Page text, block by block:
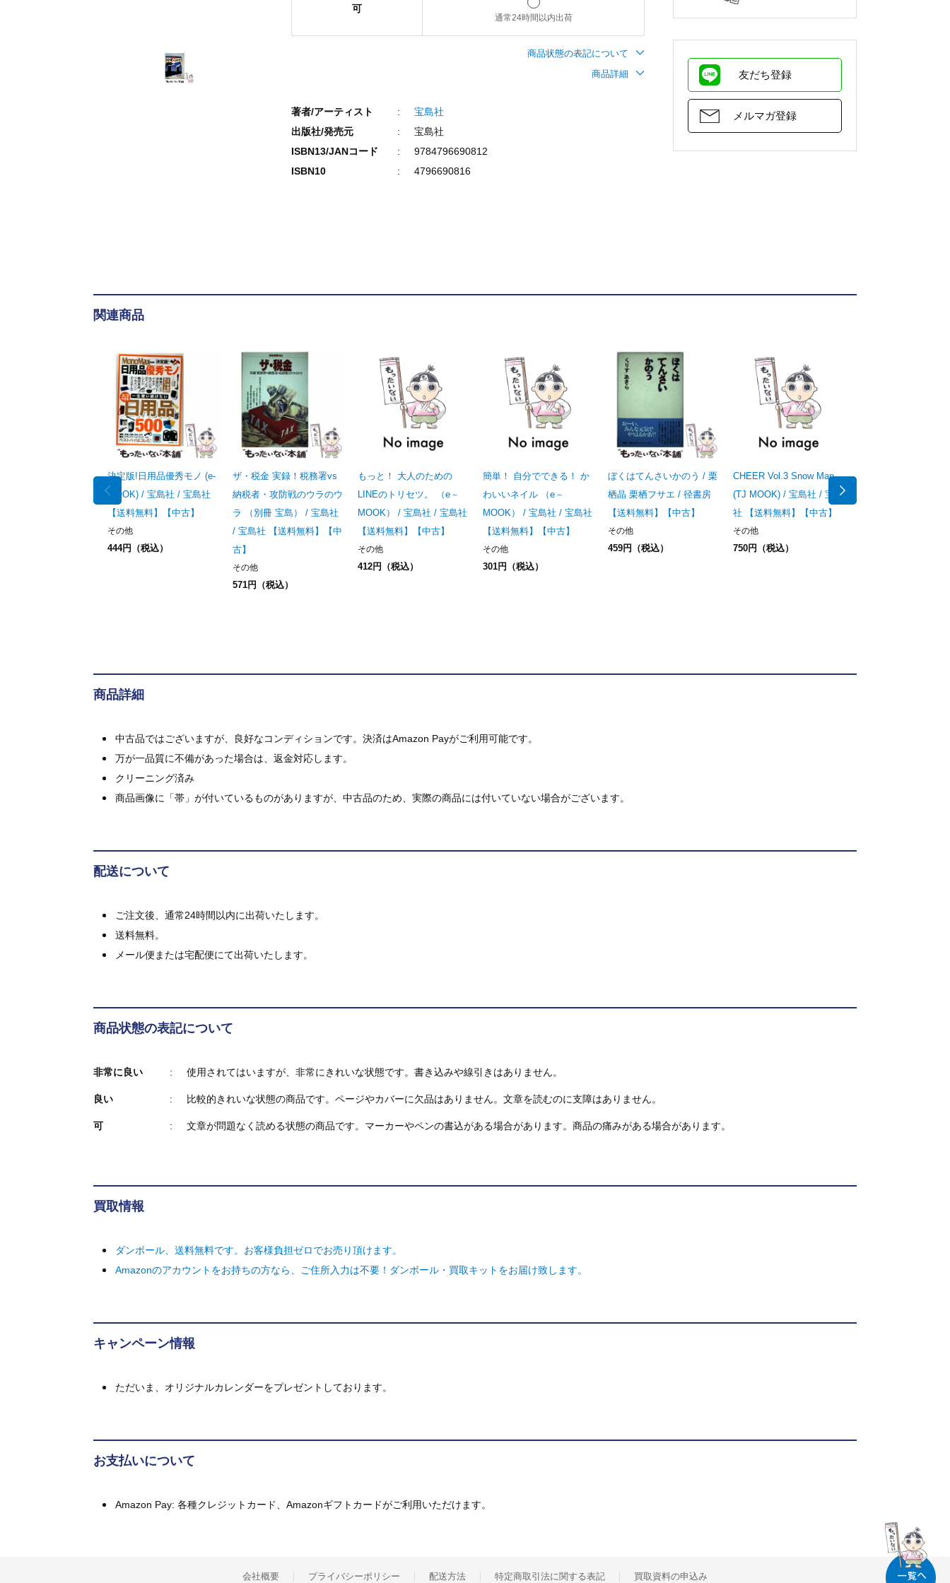
友だち登録
メルマガ登録
可
通常24時間以内出荷
商品状態の表記について
商品詳細
著者/アーティスト
宝島社
出版社/発売元
宝島社
ISBN13/JANコード
9784796690812
ISBN10
4796690816
関連商品
決定版!日用品優秀モノ (e-
MOOK) / 宝島社 / 宝島社
【送料無料】【中古】
その他
444円（税込）
ザ・税金 実録！税務署vs
納税者・攻防戦のウラのウ
ラ （別冊 宝島） / 宝島社
/ 宝島社 【送料無料】【中
古】
その他
571円（税込）
もっと！ 大人のための
LINEのトリセツ。 （e－
MOOK） / 宝島社 / 宝島社
【送料無料】【中古】
その他
412円（税込）
簡単！ 自分でできる！ か
わいいネイル （e－
MOOK） / 宝島社 / 宝島社
【送料無料】【中古】
その他
301円（税込）
ぼくはてんさいかのう / 栗
栖晶 栗栖フサエ / 径書房
【送料無料】【中古】
その他
459円（税込）
CHEER Vol.3 Snow Man
(TJ MOOK) / 宝島社 / 宝島
社 【送料無料】【中古】
その他
750円（税込）
商品詳細
中古品ではございますが、良好なコンディションです。決済はAmazon Payがご利用可能です。
万が一品質に不備があった場合は、返金対応します。
クリーニング済み
商品画像に「帯」が付いているものがありますが、中古品のため、実際の商品には付いていない場合がございます。
配送について
ご注文後、通常24時間以内に出荷いたします。
送料無料。
メール便または宅配便にて出荷いたします。
商品状態の表記について
非常に良い 使用されてはいますが、非常にきれいな状態です。書き込みや線引きはありません。
良い 比較的きれいな状態の商品です。ページやカバーに欠品はありません。文章を読むのに支障はありません。
可 文章が問題なく読める状態の商品です。マーカーやペンの書込がある場合があります。商品の痛みがある場合があります。
買取情報
ダンボール、送料無料です。お客様負担ゼロでお売り頂けます。
Amazonのアカウントをお持ちの方なら、ご住所入力は不要！ダンボール・買取キットをお届け致します。
キャンペーン情報
ただいま、オリジナルカレンダーをプレゼントしております。
お支払いについて
Amazon Pay: 各種クレジットカード、Amazonギフトカードがご利用いただけます。
会社概要 プライバシーポリシー 配送方法 特定商取引法に関する表記 買取資料の申込み